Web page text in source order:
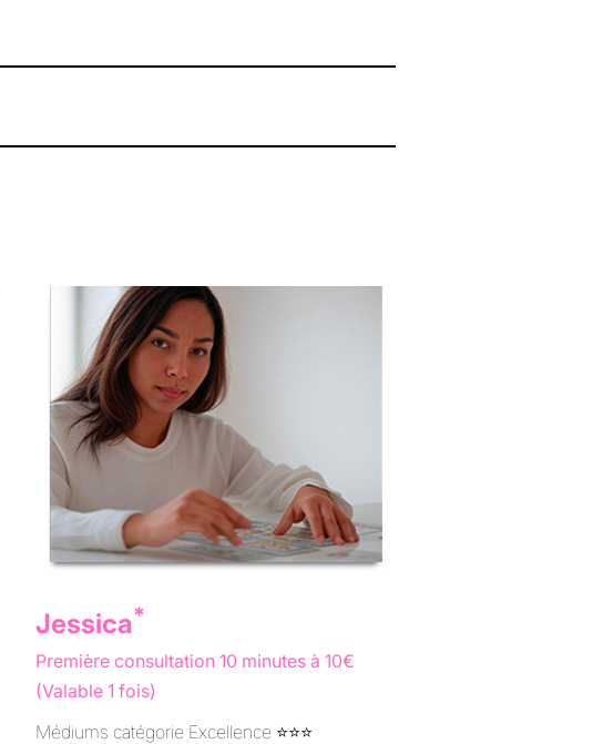
Jessica*
Première consultation 10 minutes à 10€
(Valable 1 fois)
Médiums catégorie Excellence ⭐️⭐️⭐️